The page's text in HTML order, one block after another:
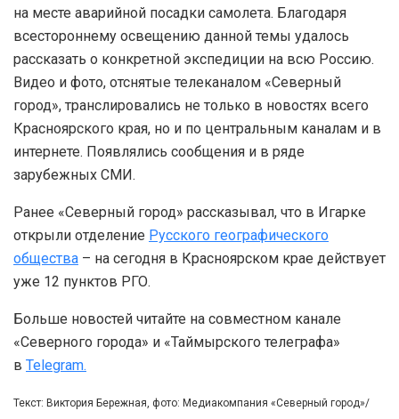
на месте аварийной посадки самолета. Благодаря
всестороннему освещению данной темы удалось
рассказать о конкретной экспедиции на всю Россию.
Видео и фото, отснятые телеканалом «Северный
город», транслировались не только в новостях всего
Красноярского края, но и по центральным каналам и в
интернете. Появлялись сообщения и в ряде
зарубежных СМИ.
Ранее «Северный город» рассказывал, что в Игарке
открыли отделение Русского географического
общества – на сегодня в Красноярском крае действует
уже 12 пунктов РГО.
Больше новостей читайте на совместном канале
«Северного города» и «Таймырского телеграфа»
в Telegram.
Текст: Виктория Бережная, фото: Медиакомпания «Северный город»/